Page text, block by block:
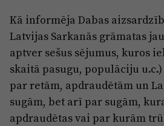
Jūrmala
Par
Kā informēja Dabas
Latvijas Sarkanās grāmatas
aptver sešus sējumus, kuros
skaitā pasugu, populāciju
par retām, apdraudētām un
sugām, bet arī par sugām,
apdraudētas vai par kurām